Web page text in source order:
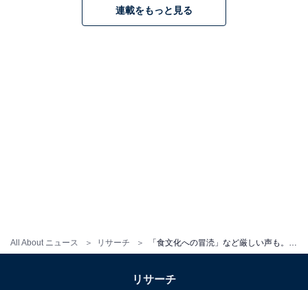
All About ニュース リサーチ
ン削減できると見込んでいます。顧客の理解を全面的に
得るためには、フォークを廃止することで環境問題につ
連載をもっと見る
リサーチ